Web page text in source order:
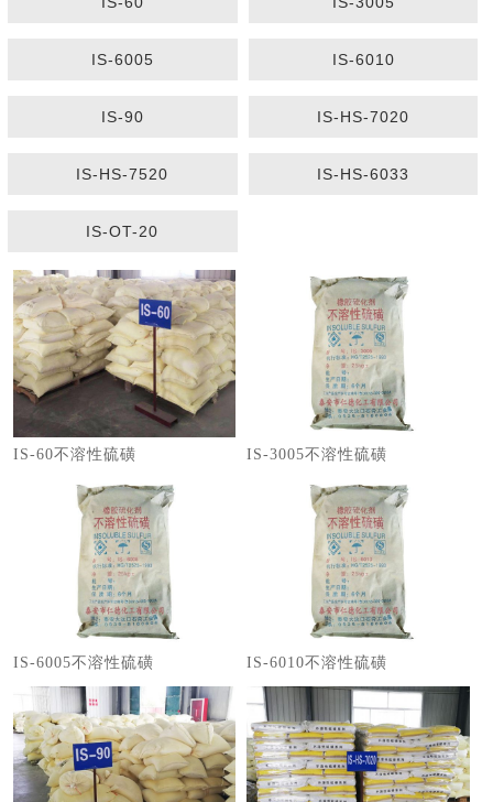
IS-6005 IS-6010
IS-90 IS-HS-7020
IS-HS-7520 IS-HS-6033
IS-OT-20
IS-60不溶性硫磺 IS-3005不溶性硫磺
IS-6005不溶性硫磺 IS-6010不溶性硫磺